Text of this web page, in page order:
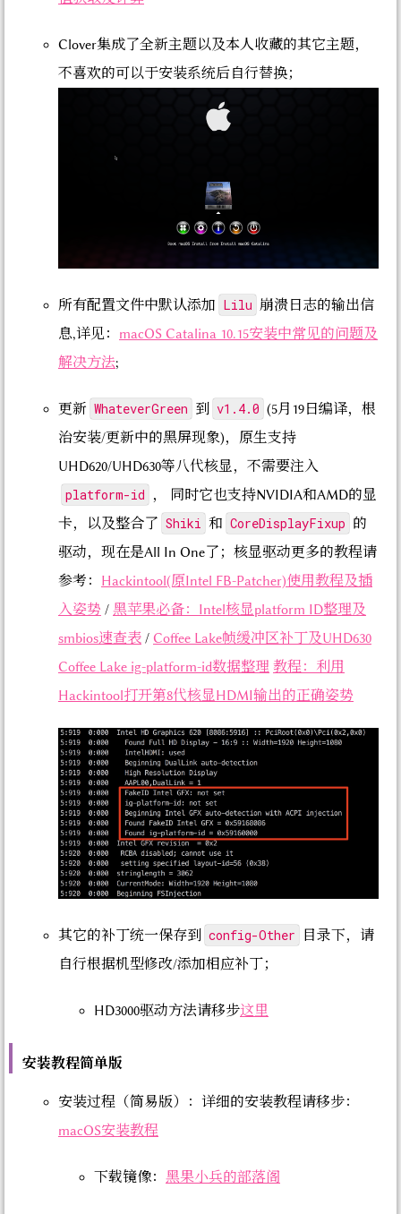
Clover集成了全新主题以及本人收藏的其它主题，
不喜欢的可以于安装系统后自行替换；
所有配置文件中默认添加 Lilu 崩溃日志的输出信
息,详见： macOS Catalina 10.15安装中常见的问题及
解决方法;
更新 WhateverGreen 到 v1.4.0 (5月19日编译，根
治安装/更新中的黑屏现象)，原生支持
UHD620/UHD630等八代核显，不需要注入
platform-id
， 同时它也支持NVIDIA和AMD的显
卡，以及整合了 Shiki 和 CoreDisplayFixup 的
驱动，现在是All In One了；核显驱动更多的教程请
参考： Hackintool(原Intel FB-Patcher)使用教程及插
入姿势 / 黑苹果必备：Intel核显platform ID整理及
smbios速查表 / Coffee Lake帧缓冲区补丁及UHD630
Coffee Lake ig-platform-id数据整理 教程：利用
Hackintool打开第8代核显HDMI输出的正确姿势
其它的补丁统一保存到 config-Other
目录下，请
自行根据机型修改/添加相应补丁；
HD3000驱动方法请移步这里
安装教程简单版
安装过程（简易版）：详细的安装教程请移步：
macOS安装教程
下载镜像： 黑果小兵的部落阁